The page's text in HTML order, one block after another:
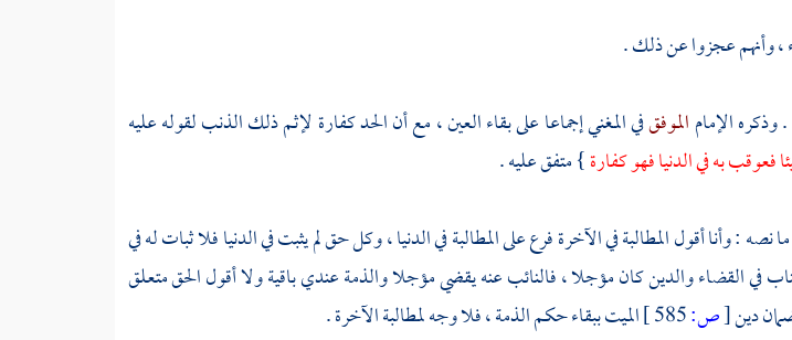
، وأنهم عجزوا عن ذلك .
الإمامالموفقفي المغني إجماعا على بقاء العين ، مع أن الحد كفارة لإثم ذلك الذنب لقوله عليه
به في الدنيا فهو كفارة} متفق عليه .
ما نصه : وأنا أقول المطالبة في الآخرة فرع على المطالبة في الدنيا ، وكل حق لم يثبت في الدنيا فلا ثبات له في
في القضاء والدين كان مؤجلا ، فالنائب عنه يقضي مؤجلا والذمة عندي باقية ولا أقول الحق متعلق
دين[ص:
الميت ببقاء حكم الذمة ، فلا وجه لمطالبة الآخرة .